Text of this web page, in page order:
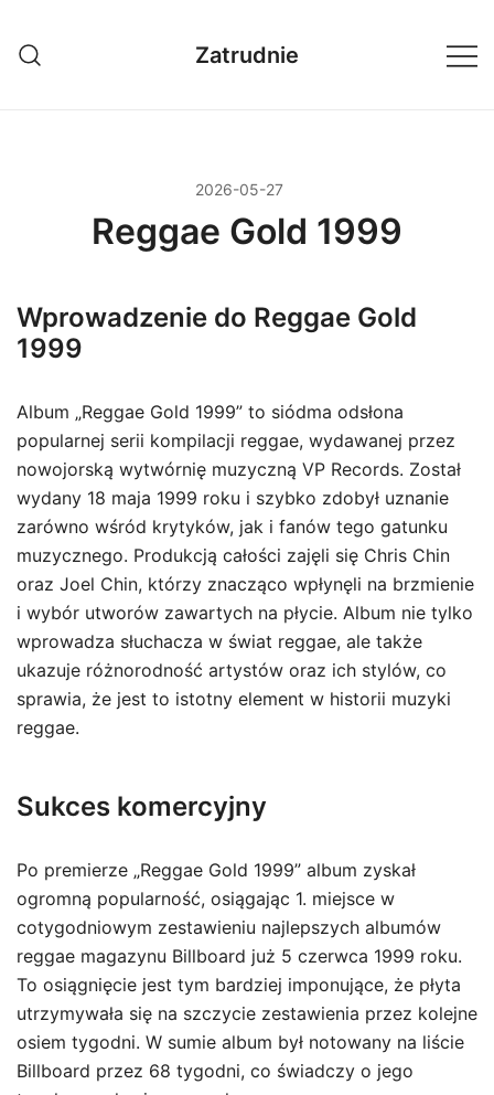
treści
Zatrudnie
2026-05-27
Reggae Gold 1999
Wprowadzenie do Reggae Gold
1999
Album „Reggae Gold 1999” to siódma odsłona
popularnej serii kompilacji reggae, wydawanej przez
nowojorską wytwórnię muzyczną VP Records. Został
wydany 18 maja 1999 roku i szybko zdobył uznanie
zarówno wśród krytyków, jak i fanów tego gatunku
muzycznego. Produkcją całości zajęli się Chris Chin
oraz Joel Chin, którzy znacząco wpłynęli na brzmienie
i wybór utworów zawartych na płycie. Album nie tylko
wprowadza słuchacza w świat reggae, ale także
ukazuje różnorodność artystów oraz ich stylów, co
sprawia, że jest to istotny element w historii muzyki
reggae.
Sukces komercyjny
Po premierze „Reggae Gold 1999” album zyskał
ogromną popularność, osiągając 1. miejsce w
cotygodniowym zestawieniu najlepszych albumów
reggae magazynu Billboard już 5 czerwca 1999 roku.
To osiągnięcie jest tym bardziej imponujące, że płyta
utrzymywała się na szczycie zestawienia przez kolejne
osiem tygodni. W sumie album był notowany na liście
Billboard przez 68 tygodni, co świadczy o jego